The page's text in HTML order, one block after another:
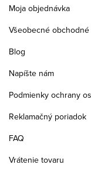
Moja objednávka
Všeobecné
Blog
Napíšte nám
Podmienky ochrany
Reklamačný poriadok
FAQ
Vrátenie tovaru